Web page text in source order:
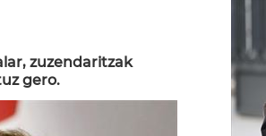
zuzendaritzak
gero.